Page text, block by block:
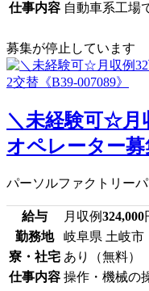
仕事内容 自動車系工場
募集が停止しています
＼未経験可☆月
オペレーター募
パーソルファクトリー
給与 月収例324,000
勤務地
岐阜県 土岐市
寮・社宅 あり（無料）
仕事内容 操作・機械の